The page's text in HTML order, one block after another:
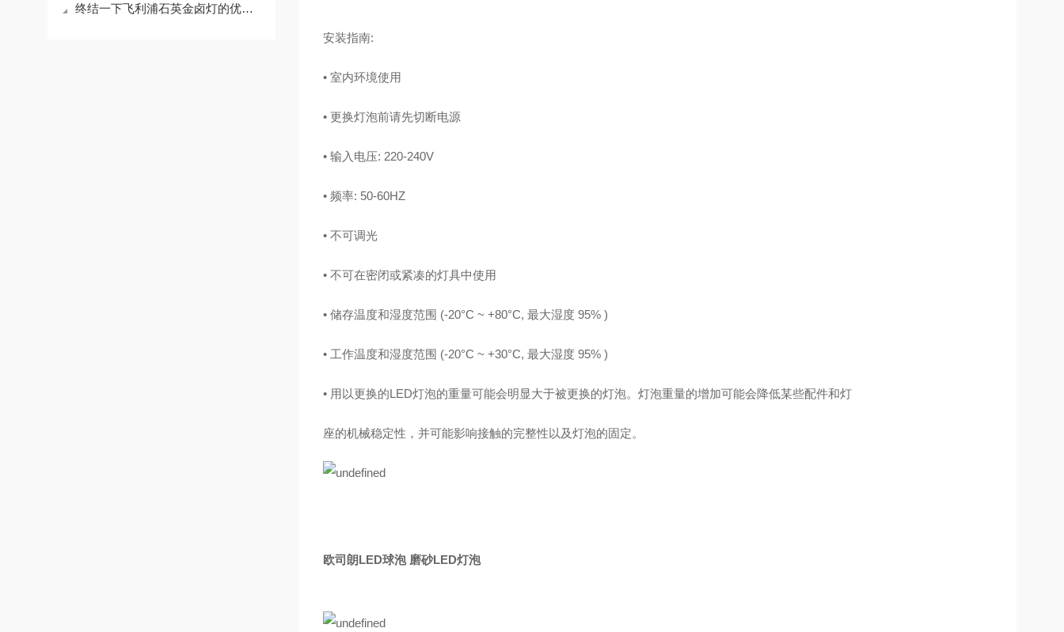
终结一下飞利浦石英金卤灯的优缺点有哪些
安装指南:
• 室内环境使用
• 更换灯泡前请先切断电源
• 输入电压: 220-240V
• 频率: 50-60HZ
• 不可调光
• 不可在密闭或紧凑的灯具中使用
• 储存温度和湿度范围 (-20°C ~ +80°C, 最大湿度 95% )
• 工作温度和湿度范围 (-20°C ~ +30°C, 最大湿度 95% )
• 用以更换的LED灯泡的重量可能会明显大于被更换的灯泡。灯泡重量的增加可能会降低某些配件和灯
座的机械稳定性，并可能影响接触的完整性以及灯泡的固定。
欧司朗LED球泡 磨砂LED灯泡